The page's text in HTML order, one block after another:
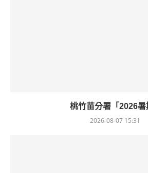
桃竹苗分署「2026暑
2026-08-07 15:31